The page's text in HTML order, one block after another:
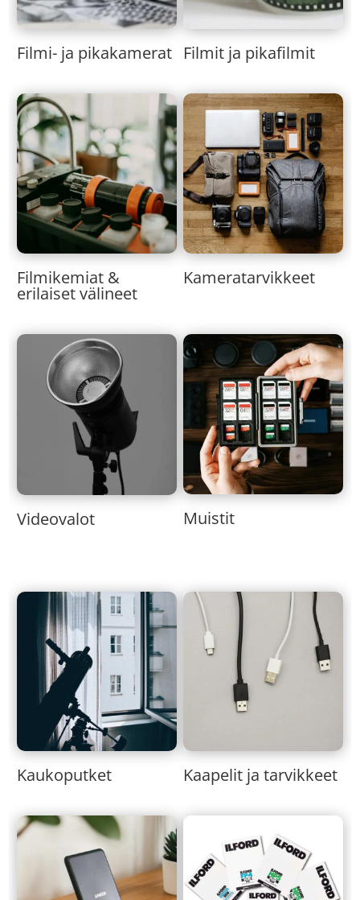
Filmi- ja pikakamerat Filmit ja pikafilmit
Filmikemiat &
erilaiset välineet
Kameratarvikkeet
Videovalot Muistit
Kaukoputket Kaapelit ja tarvikkeet